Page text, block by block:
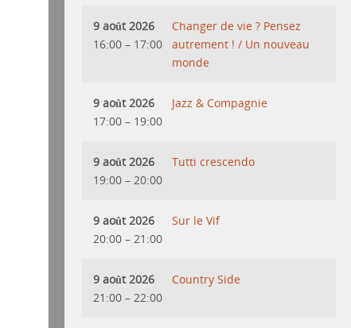
9 août 2026
16:00 – 17:00
Changer de vie ? Pensez
autrement ! / Un nouveau
monde
9 août 2026
17:00 – 19:00
Jazz & Compagnie
9 août 2026
19:00 – 20:00
Tutti crescendo
9 août 2026
20:00 – 21:00
Sur le Vif
9 août 2026
21:00 – 22:00
Country Side